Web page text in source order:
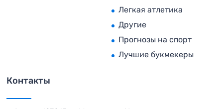
Легкая атлетика
Другие
Прогнозы на спорт
Лучшие букмекеры
Контакты